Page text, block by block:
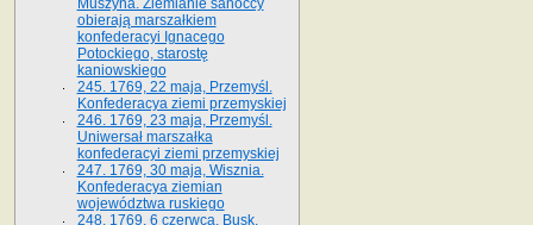
Muszyna. Ziemianie sanoccy
obierają marszałkiem
konfederacyi Ignacego
Potockiego, starostę
kaniowskiego
245. 1769, 22 maja, Przemyśl.
Konfederacya ziemi przemyskiej
246. 1769, 23 maja, Przemyśl.
Uniwersał marszałka
konfederacyi ziemi przemyskiej
247. 1769, 30 maja, Wisznia.
Konfederacya ziemian
województwa ruskiego
248. 1769, 6 czerwca, Busk.